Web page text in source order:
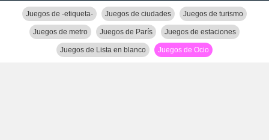
Juegos de -etiqueta- Juegos de ciudades Juegos de turismo
Juegos de metro Juegos de París Juegos de estaciones
Juegos de Lista en blanco Juegos de Ocio